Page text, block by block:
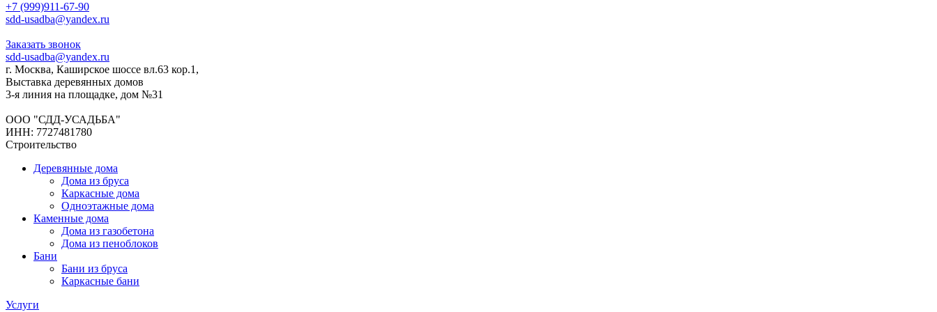
+7 (999)911-67-90
sdd-usadba@yandex.ru
Заказать звонок
sdd-usadba@yandex.ru
г. Москва, Каширское шоссе вл.63 кор.1,
Выставка деревянных домов
3-я линия на площадке, дом №31
ООО "СДД-УСАДЬБА"
ИНН: 7727481780
Строительство
Деревянные дома
Дома из бруса
Каркасные дома
Одноэтажные дома
Каменные дома
Дома из газобетона
Дома из пеноблоков
Бани
Бани из бруса
Каркасные бани
Услуги